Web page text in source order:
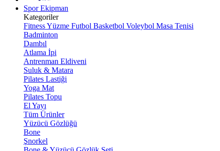
Spor Ekipman
Kategoriler
FitnessYüzme Futbol Basketbol Voleybol Masa Tenisi
Badminton
Dambıl
Atlama İpi
Antrenman Eldiveni
Suluk & Matara
Pilates Lastiği
Yoga Mat
Pilates Topu
El Yayı
Tüm Ürünler
Yüzücü Gözlüğü
Bone
Şnorkel